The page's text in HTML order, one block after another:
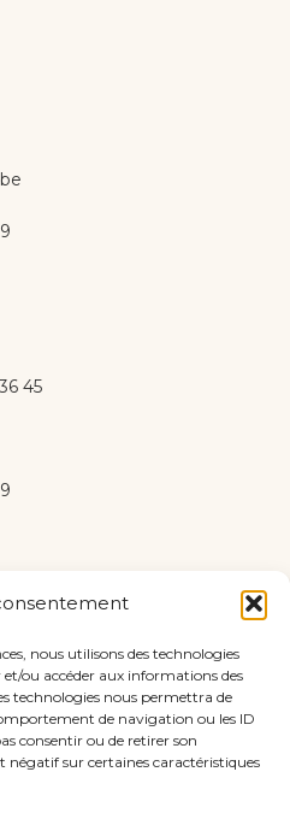
nous utilisons des technologies
et/ou accéder aux informations des
technologies nous permettra de
de navigation ou les ID
consentir ou de retirer son
sur certaines caractéristiques
45